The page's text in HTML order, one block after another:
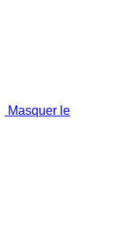
Masquer le